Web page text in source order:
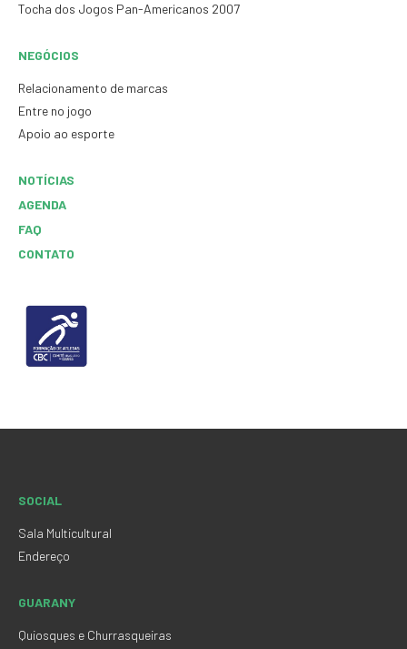
Tocha dos Jogos Pan-Americanos 2007
NEGÓCIOS
Relacionamento de marcas
Entre no jogo
Apoio ao esporte
NOTÍCIAS
AGENDA
FAQ
CONTATO
SOCIAL
Sala Multicultural
Endereço
GUARANY
Quiosques e Churrasqueiras